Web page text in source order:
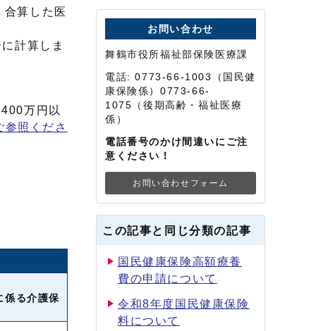
算した医
計算しま
万円以
照くださ
係る介護保
お問い合わせ
舞鶴市役所福祉部保険医療課
電話: 0773-66-1003（国民健
康保険係）0773-66-
1075（後期高齢・福祉医療
係）
電話番号のかけ間違いにご注
意ください！
お問い合わせフォーム
この記事と同じ分類の記事
国民健康保険高額療養
費の申請について
令和8年度国民健康保険
料について